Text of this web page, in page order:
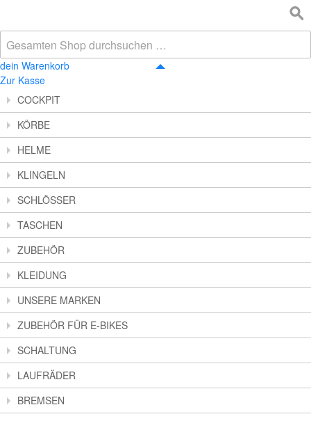
dein Warenkorb
Zur Kasse
COCKPIT
KÖRBE
HELME
KLINGELN
SCHLÖSSER
TASCHEN
ZUBEHÖR
KLEIDUNG
UNSERE MARKEN
ZUBEHÖR FÜR E-BIKES
SCHALTUNG
LAUFRÄDER
BREMSEN